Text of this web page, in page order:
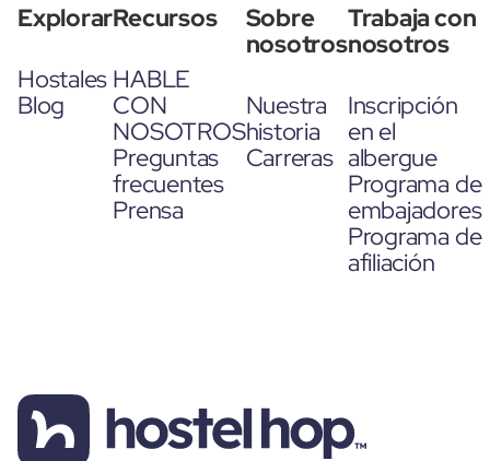
Explorar
Hostales
Blog
Recursos
HABLE
CON
NOSOTROS
Preguntas
frecuentes
Prensa
Sobre
nosotros
Nuestra
historia
Carreras
Trabaja con
nosotros
Inscripción
en el
albergue
Programa de
embajadores
Programa de
afiliación